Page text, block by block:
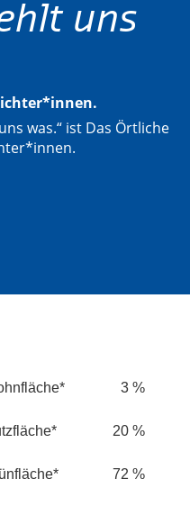
uns
was.“ ist Das Örtliche
3 %
20 %
72 %